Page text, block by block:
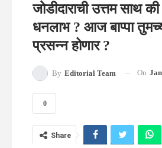
जोडीदाराची उत्तम साथ
धनलाभ ? आज बाप्पा
प्रसन्न होणार ?
By Editorial Team On
0
Share